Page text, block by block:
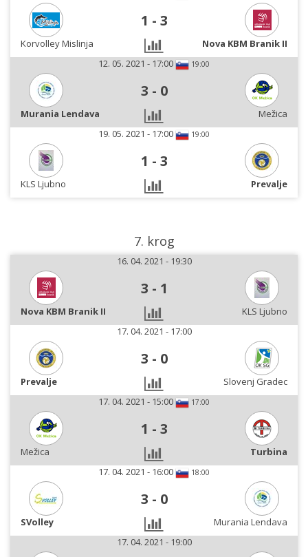
1 - 3
Korvolley Mislinja
Nova KBM Branik II
12. 05. 2021 - 17:00
19:00
3 - 0
Murania Lendava
Mežica
19. 05. 2021 - 17:00
19:00
1 - 3
KLS Ljubno Prevalje
7. krog
16. 04. 2021 - 19:30
3 - 1
Nova KBM Branik II
KLS Ljubno
17. 04. 2021 - 17:00
3 - 0
Prevalje
Slovenj Gradec
17. 04. 2021 - 15:00
17:00
1 - 3
Mežica
Turbina
17. 04. 2021 - 16:00
18:00
3 - 0
SVolley
Murania Lendava
17. 04. 2021 - 19:00